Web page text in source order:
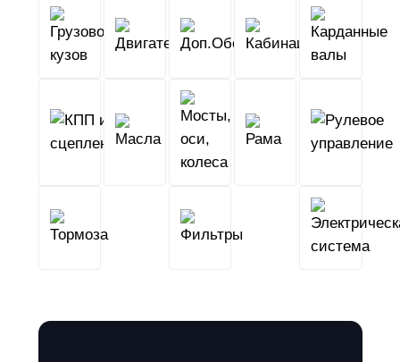
Грузовой
кузов
Двигатель Кабина
КПП
оси,
Рама
Тормоза Фильтры